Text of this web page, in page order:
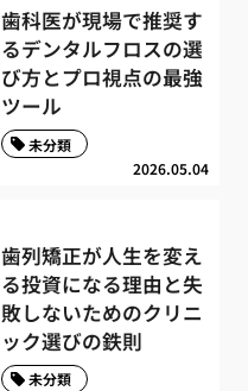
歯科医が現場で推奨す
るデンタルフロスの選
び方とプロ視点の最強
ツール
2026.05.04
未分類
歯列矯正が人生を変え
る投資になる理由と失
敗しないためのクリニ
ック選びの鉄則
未分類